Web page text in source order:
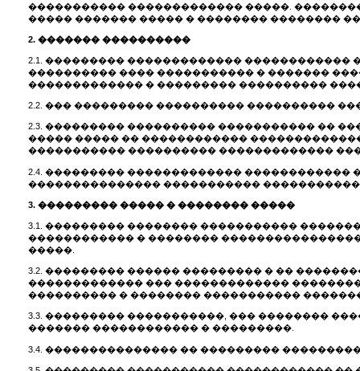
����������� ������������� �����.
����� ������� ����� � �������� ��������
2. ������� ����������
2.1. ��������� �������������
���������� ���� ����������� � �������
������������� � ��������� ����������
2.2. ��� ��������� ���������� ����������
2.3. ��������� ���������� ����������� ��
����� ����� �� ������������
����������� ���������� �������������
2.4. ��������� �������������
��������������� �����������
3. ��������� ����� � �������� �����
3.1. ��������� �������� �����������
������������ � ��������
�����.
3.2. ��������� ������ ��������� � ��
������������� ��� �������������
���������� � �������� �����������
3.3. ��������� �����������, ��� ��������
������� ������������ � ���������.
3.4. ��������������� �� ���������